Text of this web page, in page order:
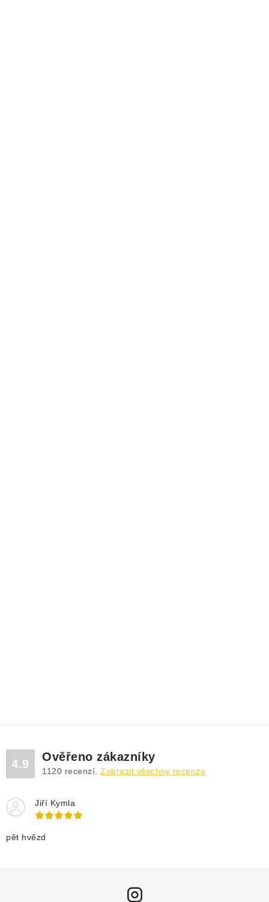
4.9
Ověřeno zákazníky
1120 recenzí. Zobrazit všechny recenze
Jiří Kymla
pět hvězd